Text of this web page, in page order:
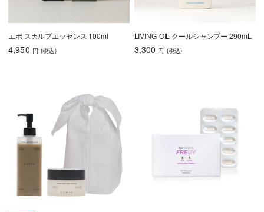
エポ スカルプエッセンス 100ml
4,950 円 (税込)
LIVING-OIL クールシャンプー 290mL
3,300 円 (税込)